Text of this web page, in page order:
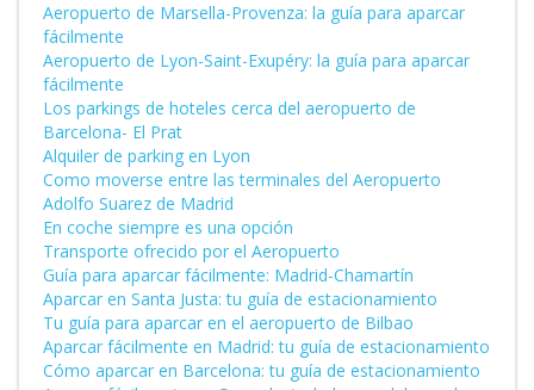
Aeropuerto de Marsella-Provenza: la guía para aparcar
fácilmente
Aeropuerto de Lyon-Saint-Exupéry: la guía para aparcar
fácilmente
Los parkings de hoteles cerca del aeropuerto de
Barcelona- El Prat
Alquiler de parking en Lyon
Como moverse entre las terminales del Aeropuerto
Adolfo Suarez de Madrid
En coche siempre es una opción
Transporte ofrecido por el Aeropuerto
Guía para aparcar fácilmente: Madrid-Chamartín
Aparcar en Santa Justa: tu guía de estacionamiento
Tu guía para aparcar en el aeropuerto de Bilbao
Aparcar fácilmente en Madrid: tu guía de estacionamiento
Cómo aparcar en Barcelona: tu guía de estacionamiento